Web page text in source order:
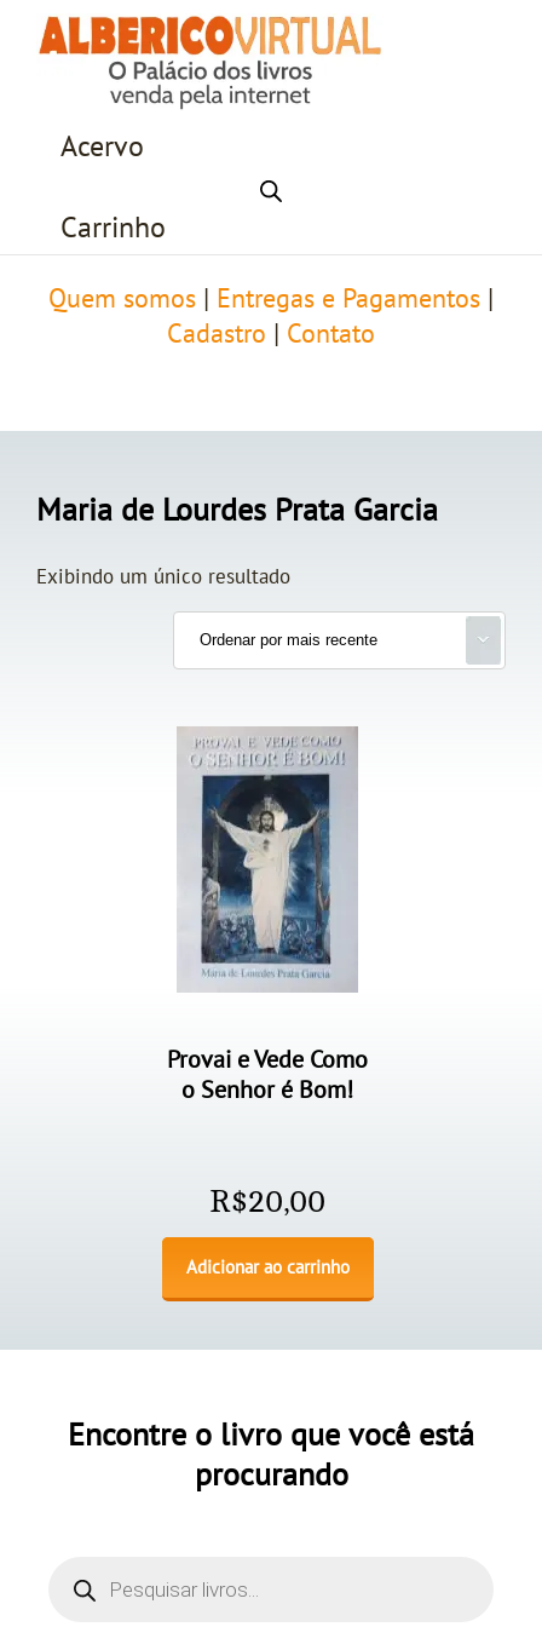
Acervo
Carrinho
Quem somos Entregas e Pagamentos
Cadastro
Contato
Maria de Lourdes Prata Garcia
Exibindo um único resultado
Provai e Vede Como
o Senhor é Bom!
R$20,00
Adicionar ao carrinho
Encontre o livro que você está
procurando